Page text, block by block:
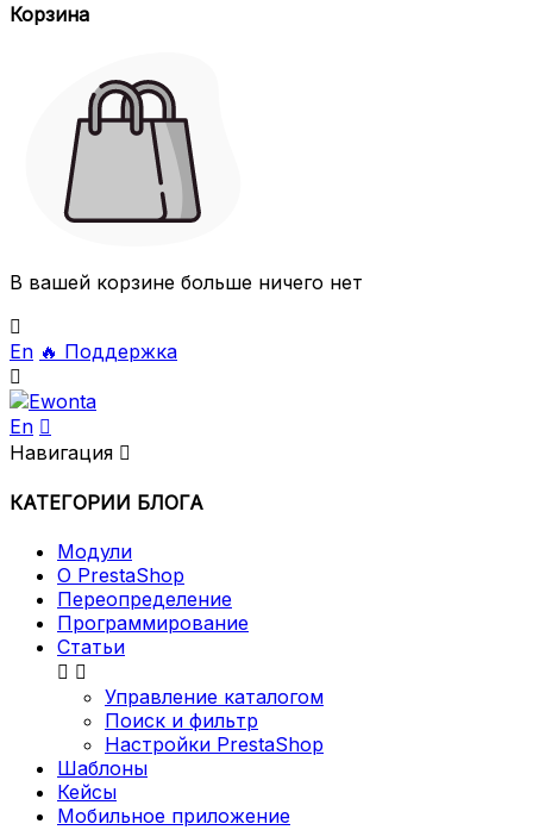
Корзина
В вашей корзине больше ничего нет

En 🔥 Поддержка

En 
Навигация 
КАТЕГОРИИ БЛОГА
Модули
О PrestaShop
Переопределение
Программирование
Статьи
 
Управление каталогом
Поиск и фильтр
Настройки PrestaShop
Шаблоны
Кейсы
Мобильное приложение